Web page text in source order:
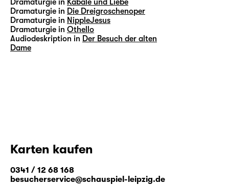
Dramaturgie in Kabale und Liebe
Dramaturgie in Die Dreigroschenoper
Dramaturgie in NippleJesus
Dramaturgie in Othello
Audiodeskription in Der Besuch der alten
Dame
Karten kaufen
0341 / 12 68 168
besucherservice@schauspiel-leipzig.de